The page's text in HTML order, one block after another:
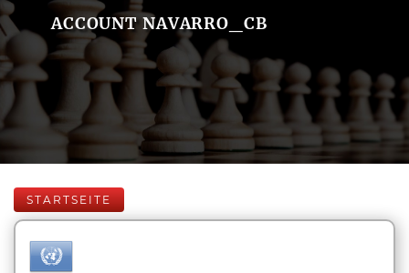
ACCOUNT NAVARRO_CB
STARTSEITE